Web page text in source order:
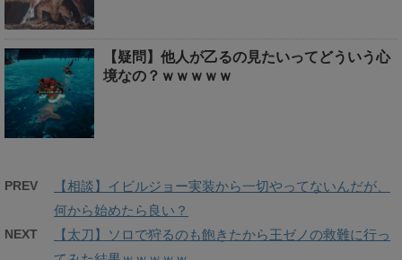
【疑問】他人が乙るの見たいってどういう心
境なの？ｗｗｗｗｗ
PREV
【相談】イビルジョー実装から一切やってないんだが、
何から始めたら良い？
NEXT
【太刀】ソロで狩るのも飽きたから王ゼノの救難に行っ